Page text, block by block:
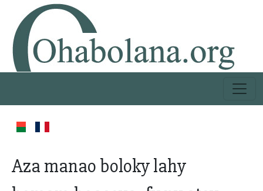
Aza manao boloky lahy